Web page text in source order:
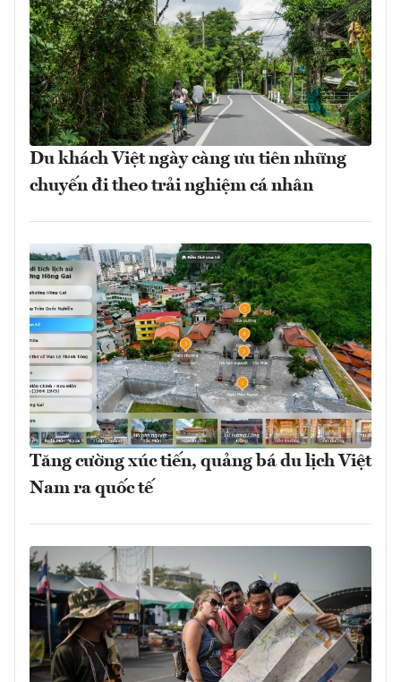
Du khách Việt ngày càng ưu tiên những
chuyến đi theo trải nghiệm cá nhân
Tăng cường xúc tiến, quảng bá du lịch Việt
Nam ra quốc tế